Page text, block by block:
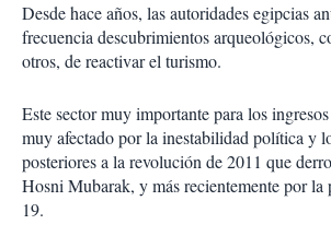
Desde hace años, las autoridades egipcias
frecuencia descubrimientos arqueológicos,
otros, de reactivar el turismo.
Este sector muy importante para los
muy afectado por la inestabilidad política y
posteriores a la revolución de 2011 que
Hosni Mubarak, y más recientemente por la
19.